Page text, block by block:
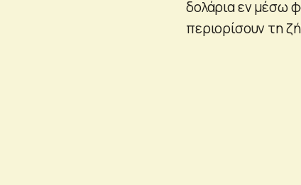
δολάρια εν μέσω
περιορίσουν τη